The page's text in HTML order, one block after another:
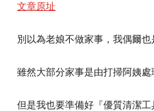
文章原址
別以為老娘不做家事，我偶爾
雖然大部分家事是由打掃阿姨處
但是我也要準備好『優質清潔工